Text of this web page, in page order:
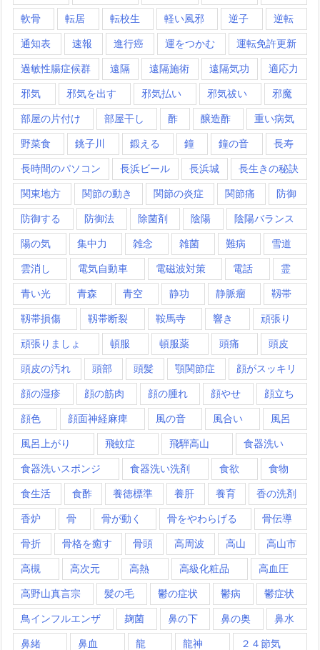
軟骨 転居 転校生 軽い風邪 逆子 逆転
通知表 速報 進行癌 運をつかむ 運転免許更新
過敏性腸症候群 遠隔 遠隔施術 遠隔気功 適応力
邪気 邪気を出す 邪気払い 邪気祓い 邪魔
部屋の片付け 部屋干し 酢 醸造酢 重い病気
野菜食 銚子川 鍛える 鐘 鐘の音 長寿
長時間のパソコン 長浜ビール 長浜城 長生きの秘訣
関東地方 関節の動き 関節の炎症 関節痛 防御
防御する 防御法 除菌剤 陰陽 陰陽バランス
陽の気 集中力 雑念 雑菌 難病 雪道
雲消し 電気自動車 電磁波対策 電話 霊
青い光 青森 青空 静功 静脈瘤 靱帯
靱帯損傷 靱帯断裂 鞍馬寺 響き 頑張り
頑張りましょ 頓服 頓服薬 頭痛 頭皮
頭皮の汚れ 頭部 頭髪 顎関節症 顔がスッキリ
顔の湿疹 顔の筋肉 顔の腫れ 顔やせ 顔立ち
顔色 顔面神経麻痺 風の音 風合い 風呂
風呂上がり 飛蚊症 飛騨高山 食器洗い
食器洗いスポンジ 食器洗い洗剤 食欲 食物
食生活 食酢 養徳標準 養肝 養育 香の洗剤
香炉 骨 骨が動く 骨をやわらげる 骨伝導
骨折 骨格を癒す 骨頭 高周波 高山 高山市
高槻 高次元 高熱 高級化粧品 高血圧
高野山真言宗 髪の毛 鬱の症状 鬱病 鬱症状
鳥インフルエンザ 麹菌 鼻の下 鼻の奥 鼻水
鼻緒 鼻血 龍 龍神 ２４節気